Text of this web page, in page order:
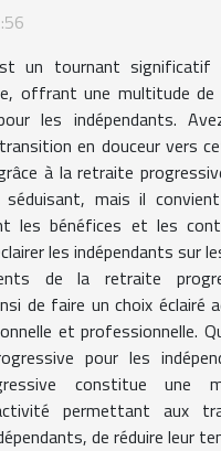
un tournant significatif
offrant une multitude de
les indépendants.
en douceur vers
à la retraite
mais il
les bénéfices et les
les indépendants sur
de la retraite
de faire un choix éclairé
et professionnelle.
pour les
constitue une
permettant aux
de réduire leur